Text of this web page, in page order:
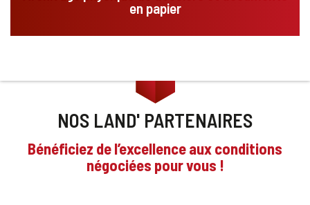
en papier
NOS LAND' PARTENAIRES
Bénéficiez de l’excellence aux conditions
négociées pour vous !